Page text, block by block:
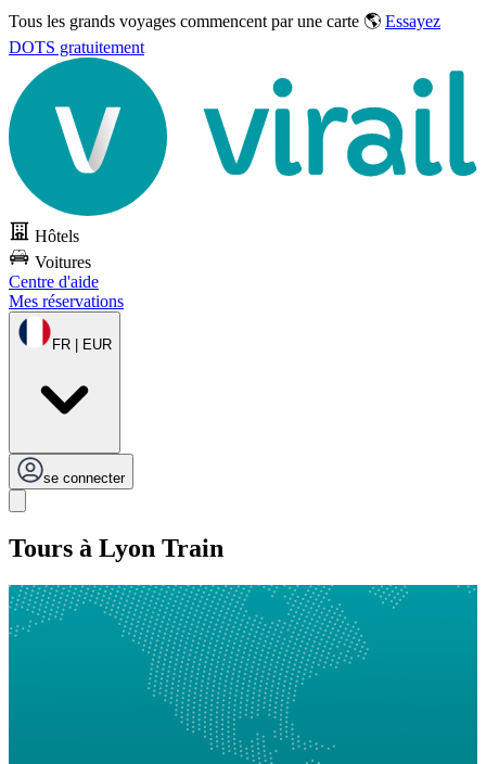
Tous les grands voyages commencent par une carte 🌎 Essayez
DOTS gratuitement
Hôtels
Voitures
Centre d'aide
Mes réservations
FR | EUR
se connecter
Tours à Lyon Train